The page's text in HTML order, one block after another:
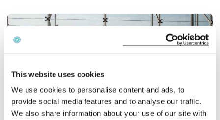
This website uses cookies
We use cookies to personalise content and ads, to
provide social media features and to analyse our traffic.
We also share information about your use of our site with
Contact
Français